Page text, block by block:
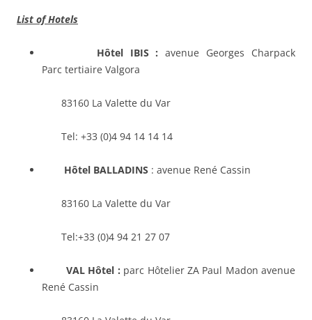
List of Hotels
Hôtel IBIS : avenue Georges Charpack
Parc tertiaire Valgora
83160 La Valette du Var
Tel: +33 (0)4 94 14 14 14
Hôtel BALLADINS : avenue René Cassin
83160 La Valette du Var
Tel:+33 (0)4 94 21 27 07
VAL Hôtel : parc Hôtelier ZA Paul Madon avenue
René Cassin